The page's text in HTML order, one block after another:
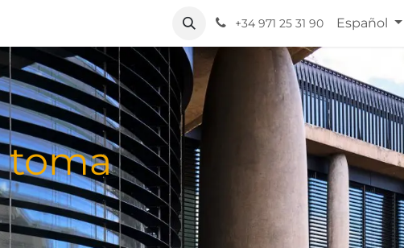
+34 971 25 31 90 Español
toma